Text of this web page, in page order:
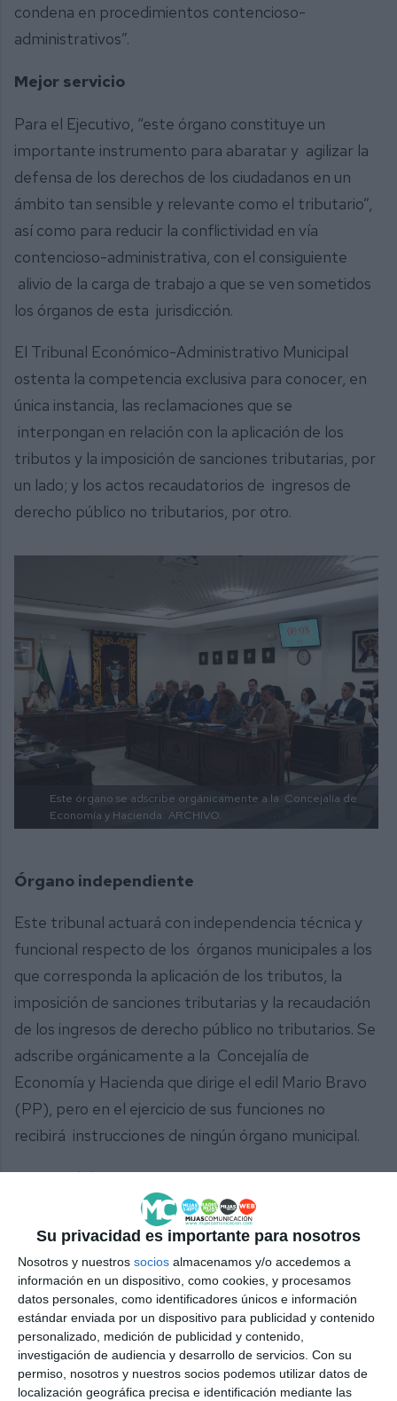
Su privacidad es importante para nosotros
Nosotros y nuestros socios almacenamos y/o accedemos a
información en un dispositivo, como cookies, y procesamos
datos personales, como identificadores únicos e información
estándar enviada por un dispositivo para publicidad y contenido
personalizado, medición de publicidad y contenido,
investigación de audiencia y desarrollo de servicios. Con su
permiso, nosotros y nuestros socios podemos utilizar datos de
localización geográfica precisa e identificación mediante las
condena en procedimientos contencioso-
administrativos”.
Mejor servicio
Para el Ejecutivo, “este órgano constituye un
importante instrumento para abaratar y agilizar la
defensa de los derechos de los ciudadanos en un
ámbito tan sensible y relevante como el tributario”,
así como para reducir la conflictividad en vía
contencioso-administrativa, con el consiguiente
alivio de la carga de trabajo a que se ven sometidos
los órganos de esta jurisdicción.
El Tribunal Económico-Administrativo Municipal
ostenta la competencia exclusiva para conocer, en
única instancia, las reclamaciones que se
interpongan en relación con la aplicación de los
tributos y la imposición de sanciones tributarias, por
un lado; y los actos recaudatorios de ingresos de
derecho público no tributarios, por otro.
Este órgano se adscribe orgánicamente a la Concejalía de
Economía y Hacienda. ARCHIVO.
Órgano independiente
Este tribunal actuará con independencia técnica y
funcional respecto de los órganos municipales a los
que corresponda la aplicación de los tributos, la
imposición de sanciones tributarias y la recaudación
de los ingresos de derecho público no tributarios. Se
adscribe orgánicamente a la Concejalía de
Economía y Hacienda que dirige el edil Mario Bravo
(PP), pero en el ejercicio de sus funciones no
recibirá instrucciones de ningún órgano municipal.
Composición
Esta entidad estará integrada por un número impar
de miembros, con un mínimo de tres y un máximo
de cinco, todos ellos con voz y voto. La presidencia
y las vocalías del tribunal serán designadas y
separadas por el Pleno del Ayuntamiento de Mijas, a
propuesta de la Junta de Gobierno Local, con el
voto favorable de la mayoría absoluta de los